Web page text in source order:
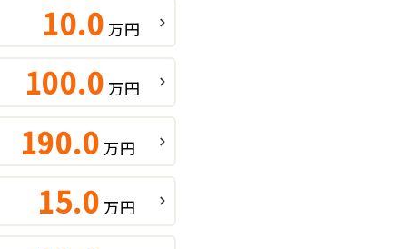
10.0 万円
100.0 万円
190.0 万円
15.0 万円